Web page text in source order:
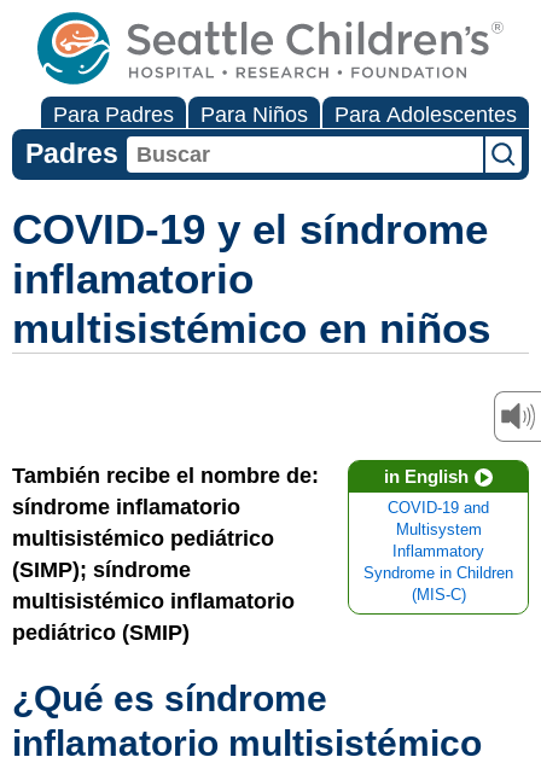
Para Padres Para Niños Para Adolescentes
Padres
COVID-19 y el síndrome
inflamatorio
multisistémico en niños
in English
COVID-19 and
Multisystem
Inflammatory
Syndrome in Children
(MIS-C)
También recibe el nombre de:
síndrome inflamatorio
multisistémico pediátrico
(SIMP); síndrome
multisistémico inflamatorio
pediátrico (SMIP)
¿Qué es síndrome
inflamatorio multisistémico